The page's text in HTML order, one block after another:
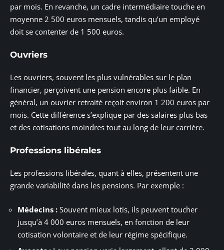
par mois. En revanche, un cadre intermédiaire touche en
moyenne 2 500 euros mensuels, tandis qu’un employé
doit se contenter de 1 500 euros.
Ouvriers
Les ouvriers, souvent les plus vulnérables sur le plan
financier, perçoivent une pension encore plus faible. En
général, un ouvrier retraité reçoit environ 1 200 euros par
mois. Cette différence s’explique par des salaires plus bas
et des cotisations moindres tout au long de leur carrière.
Professions libérales
Les professions libérales, quant à elles, présentent une
grande variabilité dans les pensions. Par exemple :
Médecins : Souvent mieux lotis, ils peuvent toucher
jusqu’à 4 000 euros mensuels, en fonction de leur
cotisation volontaire et de leur régime spécifique.